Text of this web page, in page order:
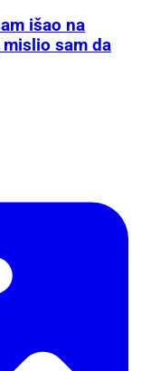
išao na
sam da